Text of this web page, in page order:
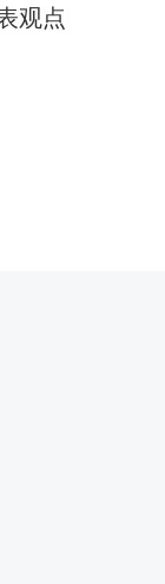
观点